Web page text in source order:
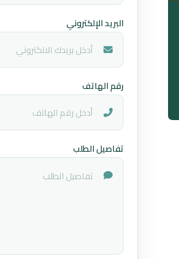
البريد الإلكتروني
رقم الهاتف
تفاصيل الطلب